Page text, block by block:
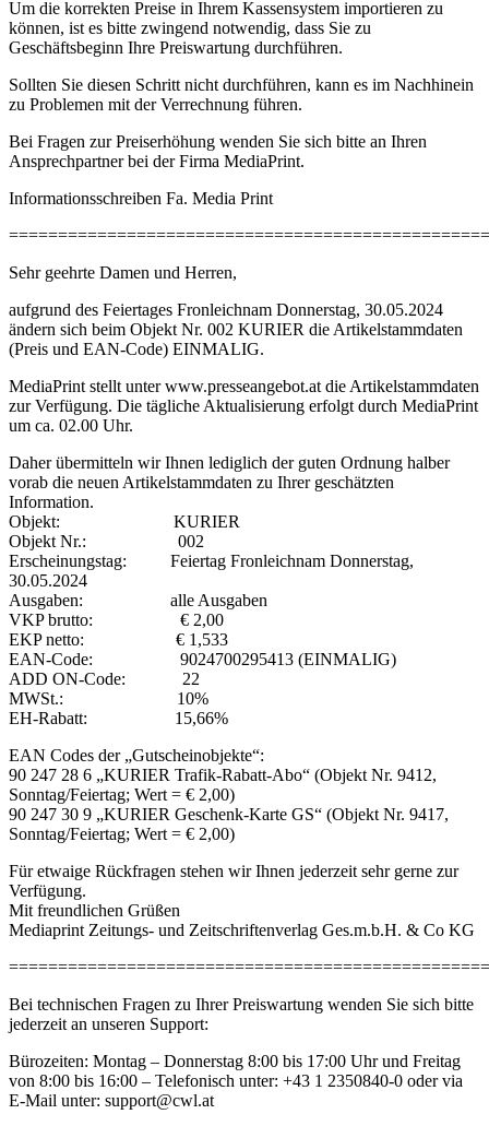
Um die korrekten Preise in Ihrem Kassensystem importieren zu
können, ist es bitte zwingend notwendig, dass Sie zu
Geschäftsbeginn Ihre Preiswartung durchführen.
Sollten Sie diesen Schritt nicht durchführen, kann es im Nachhinein
zu Problemen mit der Verrechnung führen.
Bei Fragen zur Preiserhöhung wenden Sie sich bitte an Ihren
Ansprechpartner bei der Firma MediaPrint.
Informationsschreiben Fa. Media Print
Sehr geehrte Damen und Herren,
aufgrund des Feiertages Fronleichnam Donnerstag, 30.05.2024
ändern sich beim Objekt Nr. 002 KURIER die Artikelstammdaten
(Preis und EAN-Code) EINMALIG.
MediaPrint stellt unter www.presseangebot.at die Artikelstammdaten
zur Verfügung. Die tägliche Aktualisierung erfolgt durch MediaPrint
um ca. 02.00 Uhr.
Daher übermitteln wir Ihnen lediglich der guten Ordnung halber
vorab die neuen Artikelstammdaten zu Ihrer geschätzten
Information.
Objekt: KURIER
Objekt Nr.: 002
Erscheinungstag: Feiertag Fronleichnam Donnerstag,
30.05.2024
Ausgaben: alle Ausgaben
VKP brutto: € 2,00
EKP netto: € 1,533
EAN-Code: 9024700295413 (EINMALIG)
ADD ON-Code: 22
MWSt.: 10%
EH-Rabatt: 15,66%
EAN Codes der „Gutscheinobjekte“:
90 247 28 6 „KURIER Trafik-Rabatt-Abo“ (Objekt Nr. 9412,
Sonntag/Feiertag; Wert = € 2,00)
90 247 30 9 „KURIER Geschenk-Karte GS“ (Objekt Nr. 9417,
Sonntag/Feiertag; Wert = € 2,00)
Für etwaige Rückfragen stehen wir Ihnen jederzeit sehr gerne zur
Verfügung.
Mit freundlichen Grüßen
Mediaprint Zeitungs- und Zeitschriftenverlag Ges.m.b.H. & Co KG
Bei technischen Fragen zu Ihrer Preiswartung wenden Sie sich bitte
jederzeit an unseren Support:
Bürozeiten: Montag – Donnerstag 8:00 bis 17:00 Uhr und Freitag
von 8:00 bis 16:00 – Telefonisch unter: +43 1 2350840-0 oder via
E-Mail unter: support@cwl.at